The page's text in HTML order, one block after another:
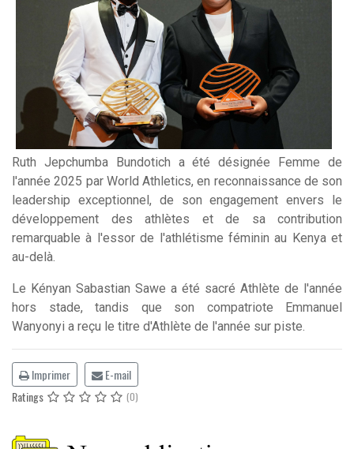
Ruth Jepchumba Bundotich a été désignée Femme de
l'année 2025 par World Athletics, en reconnaissance de son
leadership exceptionnel, de son engagement envers le
développement des athlètes et de sa contribution
remarquable à l'essor de l'athlétisme féminin au Kenya et
au-delà.
Le Kényan Sabastian Sawe a été sacré Athlète de l'année
hors stade, tandis que son compatriote Emmanuel
Wanyonyi a reçu le titre d'Athlète de l'année sur piste.
Imprimer
E-mail
Ratings
(0)